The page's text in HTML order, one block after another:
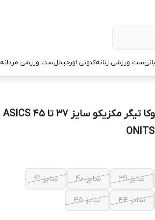
ست ورزشی زنانهکتونی اورجینالست ورزشی مردانه
کتونی اسیکس اونیتسوکا تیگر مکزیکو سایز 37 تا 45 ASICS
سایز 39 سایز 40 سایز 41
سایز 44
سایز 45